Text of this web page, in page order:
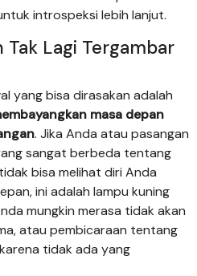
introspeksi lebih lanjut.
Tak Lagi Tergambar
yang bisa dirasakan adalah
masa depan
. Jika Anda atau pasangan
sangat berbeda tentang
bisa melihat diri Anda
ini adalah lampu kuning
mungkin merasa tidak akan
atau pembicaraan tentang
tidak ada yang